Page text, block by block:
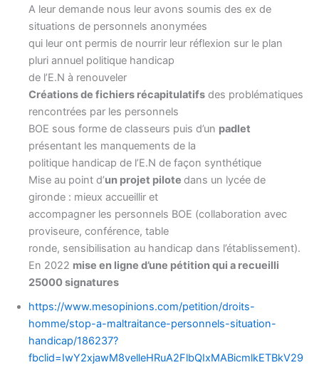
A leur demande nous leur avons soumis des ex de
situations de personnels anonymées
qui leur ont permis de nourrir leur réflexion sur le plan
pluri annuel politique handicap
de l’E.N à renouveler
Créations de fichiers récapitulatifs des problématiques
rencontrées par les personnels
BOE sous forme de classeurs puis d’un padlet
présentant les manquements de la
politique handicap de l’E.N de façon synthétique
Mise au point d’un projet pilote dans un lycée de
gironde : mieux accueillir et
accompagner les personnels BOE (collaboration avec
proviseure, conférence, table
ronde, sensibilisation au handicap dans l’établissement).
En 2022 mise en ligne d’une pétition qui a recueilli
25000 signatures
https://www.mesopinions.com/petition/droits-
homme/stop-a-maltraitance-personnels-situation-
handicap/186237?
fbclid=IwY2xjawM8velleHRuA2FlbQIxMABicmlkETBkV29